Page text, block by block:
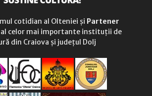
cotidian al Olteniei și Partener
al celor mai importante instituții de
din Craiova și județul Dolj